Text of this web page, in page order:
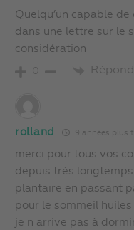
Quelqu’un capable
dans une lettre sur le
considération
0
rolland 9 années plus
merci pour tous vos
depuis très
plantaire en passant
pour le sommeil
je n arrive pas à